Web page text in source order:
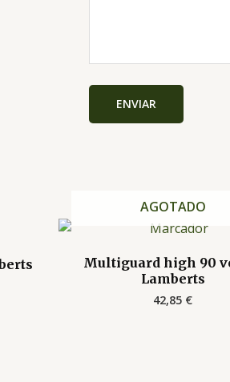
AGOTADO
Multiguard high 90
Lamberts
42,85 €